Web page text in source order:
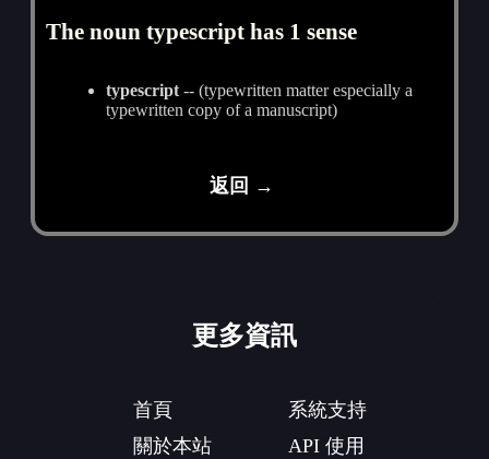
The noun typescript has 1 sense
typescript -- (typewritten matter especially a
typewritten copy of a manuscript)
返回 →
更多資訊
首頁
關於本站
系統支持
API 使用